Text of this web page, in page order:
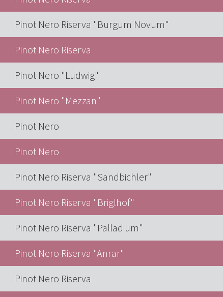
Pinot Nero Riserva "Burgum Novum"
Pinot Nero Riserva
Pinot Nero "Ludwig"
Pinot Nero "Mezzan"
Pinot Nero
Pinot Nero
Pinot Nero Riserva "Sandbichler"
Pinot Nero Riserva "Briglhof"
Pinot Nero Riserva "Palladium"
Pinot Nero Riserva "Anrar"
Pinot Nero Riserva